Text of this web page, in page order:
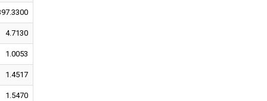
4.7130
1.0053
1.4517
1.5470